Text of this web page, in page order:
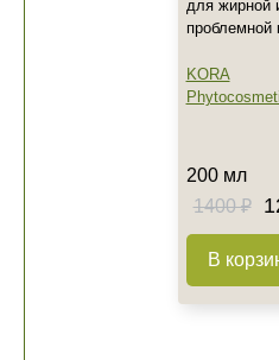
для жирной
проблемной
KORA
200 мл
1400 ₽
В